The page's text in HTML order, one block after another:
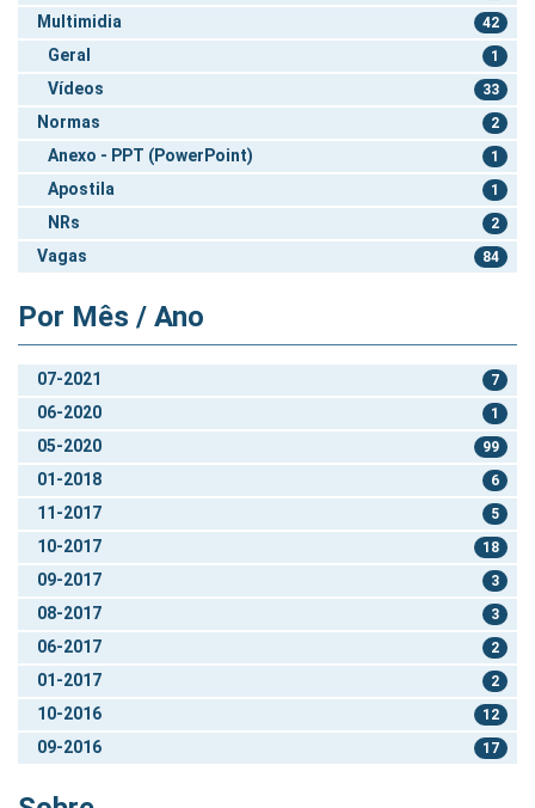
Multimidia 42
Geral 1
Vídeos 33
Normas 2
Anexo - PPT (PowerPoint) 1
Apostila 1
NRs 2
Vagas 84
Por Mês / Ano
07-2021 7
06-2020 1
05-2020 99
01-2018 6
11-2017 5
10-2017 18
09-2017 3
08-2017 3
06-2017 2
01-2017 2
10-2016 12
09-2016 17